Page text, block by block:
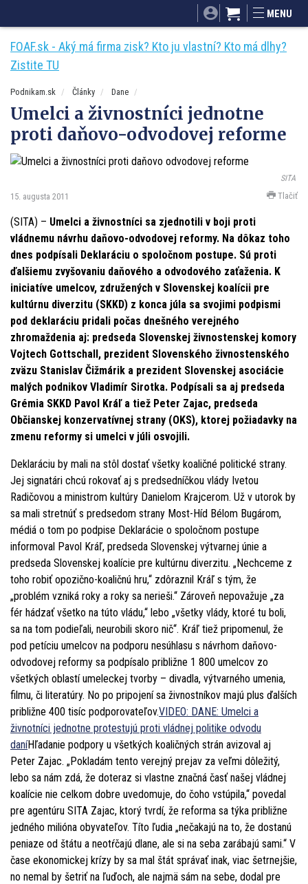
Mnamky-recepty.sk
MENU
FOAF.sk - Aký má firma zisk? Kto ju vlastní? Kto má dlhy?
Zistite TU
Podnikam.sk Články Dane
Umelci a živnostníci jednotne
proti daňovo-odvodovej reforme
SITA
15. augusta 2011 Tlačiť
(SITA) – Umelci a živnostníci sa zjednotili v boji proti
vládnemu návrhu daňovo-odvodovej reformy. Na dôkaz toho
dnes podpísali Deklaráciu o spoločnom postupe. Sú proti
ďalšiemu zvyšovaniu daňového a odvodového zaťaženia. K
iniciatíve umelcov, združených v Slovenskej koalícii pre
kultúrnu diverzitu (SKKD) z konca júla sa svojimi podpismi
pod deklaráciu pridali počas dnešného verejného
zhromaždenia aj: predseda Slovenskej živnostenskej komory
Vojtech Gottschall, prezident Slovenského živnostenského
zväzu Stanislav Čižmárik a prezident Slovenskej asociácie
malých podnikov Vladimír Sirotka. Podpísali sa aj predseda
Grémia SKKD Pavol Kráľ a tiež Peter Zajac, predseda
Občianskej konzervatívnej strany (OKS), ktorej požiadavky na
zmenu reformy si umelci v júli osvojili.
Deklaráciu by mali na stôl dostať všetky koaličné politické strany.
Jej signatári chcú rokovať aj s predsedníčkou vlády Ivetou
Radičovou a ministrom kultúry Danielom Krajcerom. Už v utorok by
sa mali stretnúť s predsedom strany Most-Híd Bélom Bugárom,
médiá o tom po podpise Deklarácie o spoločnom postupe
informoval Pavol Kráľ, predseda Slovenskej výtvarnej únie a
predseda Slovenskej koalície pre kultúrnu diverzitu. „Nechceme z
toho robiť opozično-koaličnú hru,“ zdôraznil Kráľ s tým, že
„problém vzniká roky a roky sa nerieši.“ Zároveň nepovažuje „za
fér hádzať všetko na túto vládu,“ lebo „všetky vlády, ktoré tu boli,
sa na tom podieľali, neurobili skoro nič“. Kráľ tiež pripomenul, že
pod petíciu umelcov na podporu nesúhlasu s návrhom daňovo-
odvodovej reformy sa podpísalo približne 1 800 umelcov zo
všetkých oblastí umeleckej tvorby – divadla, výtvarného umenia,
filmu, či literatúry. No po pripojení sa živnostníkov majú plus ďalších
približne 400 tisíc podporovateľov.VIDEO: DANE: Umelci a
živnotníci jednotne protestujú proti vládnej politike odvodu
daníHľadanie podpory u všetkých koaličných strán avizoval aj
Peter Zajac. „Pokladám tento verejný prejav za veľmi dôležitý,
lebo sa nám zdá, že doteraz si vlastne značná časť našej vládnej
koalície nie celkom dobre uvedomuje, do čoho vstúpila,“ povedal
pre agentúru SITA Zajac, ktorý tvrdí, že reforma sa týka približne
jedného milióna obyvateľov. Títo ľudia „nečakajú na to, že dostanú
peniaze od štátu a neotŕčajú dlane, ale si na seba zarábajú sami.“ V
čase ekonomickej krízy by sa mal štát správať inak, viac šetrnejšie,
no nemal by šetriť na ľuďoch, ale najmä sám na sebe, dodal pre